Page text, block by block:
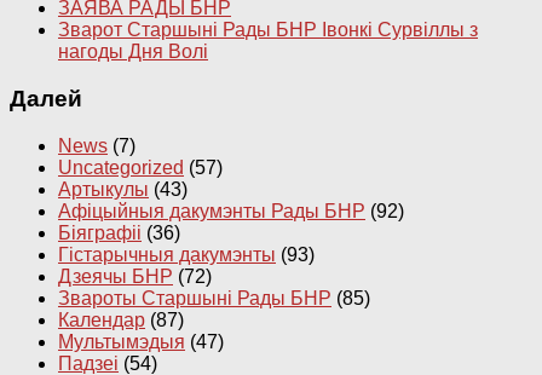
ЗАЯВА РАДЫ БНР
Зварот Старшыні Рады БНР Івонкі Сурвіллы з
нагоды Дня Волі
Далей
News (7)
Uncategorized (57)
Артыкулы (43)
Афіцыйныя дакумэнты Рады БНР (92)
Біяграфіі (36)
Гістарычныя дакумэнты (93)
Дзеячы БНР (72)
Звароты Старшыні Рады БНР (85)
Календар (87)
Мультымэдыя (47)
Падзеі (54)